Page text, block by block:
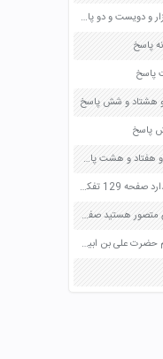
جواب مرحله ۱۲۰۲ بازی آمیرزا 1202 یک هزار و دویست و دو پاسخ
جواب مرحله ۷۷۸ بازی فندق 778 هفتصد و هفتاد و هشت پاسخ
چگونه عمل یک فرد روی زندگی او اثر می گذارد صفحه 129 تفکر و سبک زندگی هشتم
چه کاربرد هایی برای فاوا در بخش کشاورزی متصور هستید صفحه 33 کاربرد فناوری های نوین یازدهم
خانه کعبه حرم مطهر پیامبر گرامی اسلام حرم حضرت علی بن ابیطالب امام حسین و حضرت ابوالفضل در کدام شهرهای کشورهای همسایه قرار دارند ؟ صفحه 99 مطالعات اجتماعی ششم